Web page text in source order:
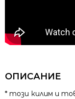
ОПИСАНИЕ
* този килим и